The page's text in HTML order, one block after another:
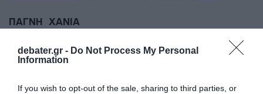
debater.gr - Do Not Process My Personal
Information
If you wish to opt-out of the sale, sharing to third parties, or
ΠΑΓΝΗ ΧΑΝΙΑ
ΔΙΑΦΗΜΙΣΗ